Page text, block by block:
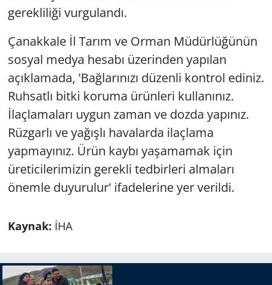
gerekliliği vurgulandı.
Çanakkale İl Tarım ve Orman Müdürlüğünün
sosyal medya hesabı üzerinden yapılan
açıklamada, 'Bağlarınızı düzenli kontrol ediniz.
Ruhsatlı bitki koruma ürünleri kullanınız.
İlaçlamaları uygun zaman ve dozda yapınız.
Rüzgarlı ve yağışlı havalarda ilaçlama
yapmayınız. Ürün kaybı yaşamamak için
üreticilerimizin gerekli tedbirleri almaları
önemle duyurulur' ifadelerine yer verildi.
Kaynak: İHA